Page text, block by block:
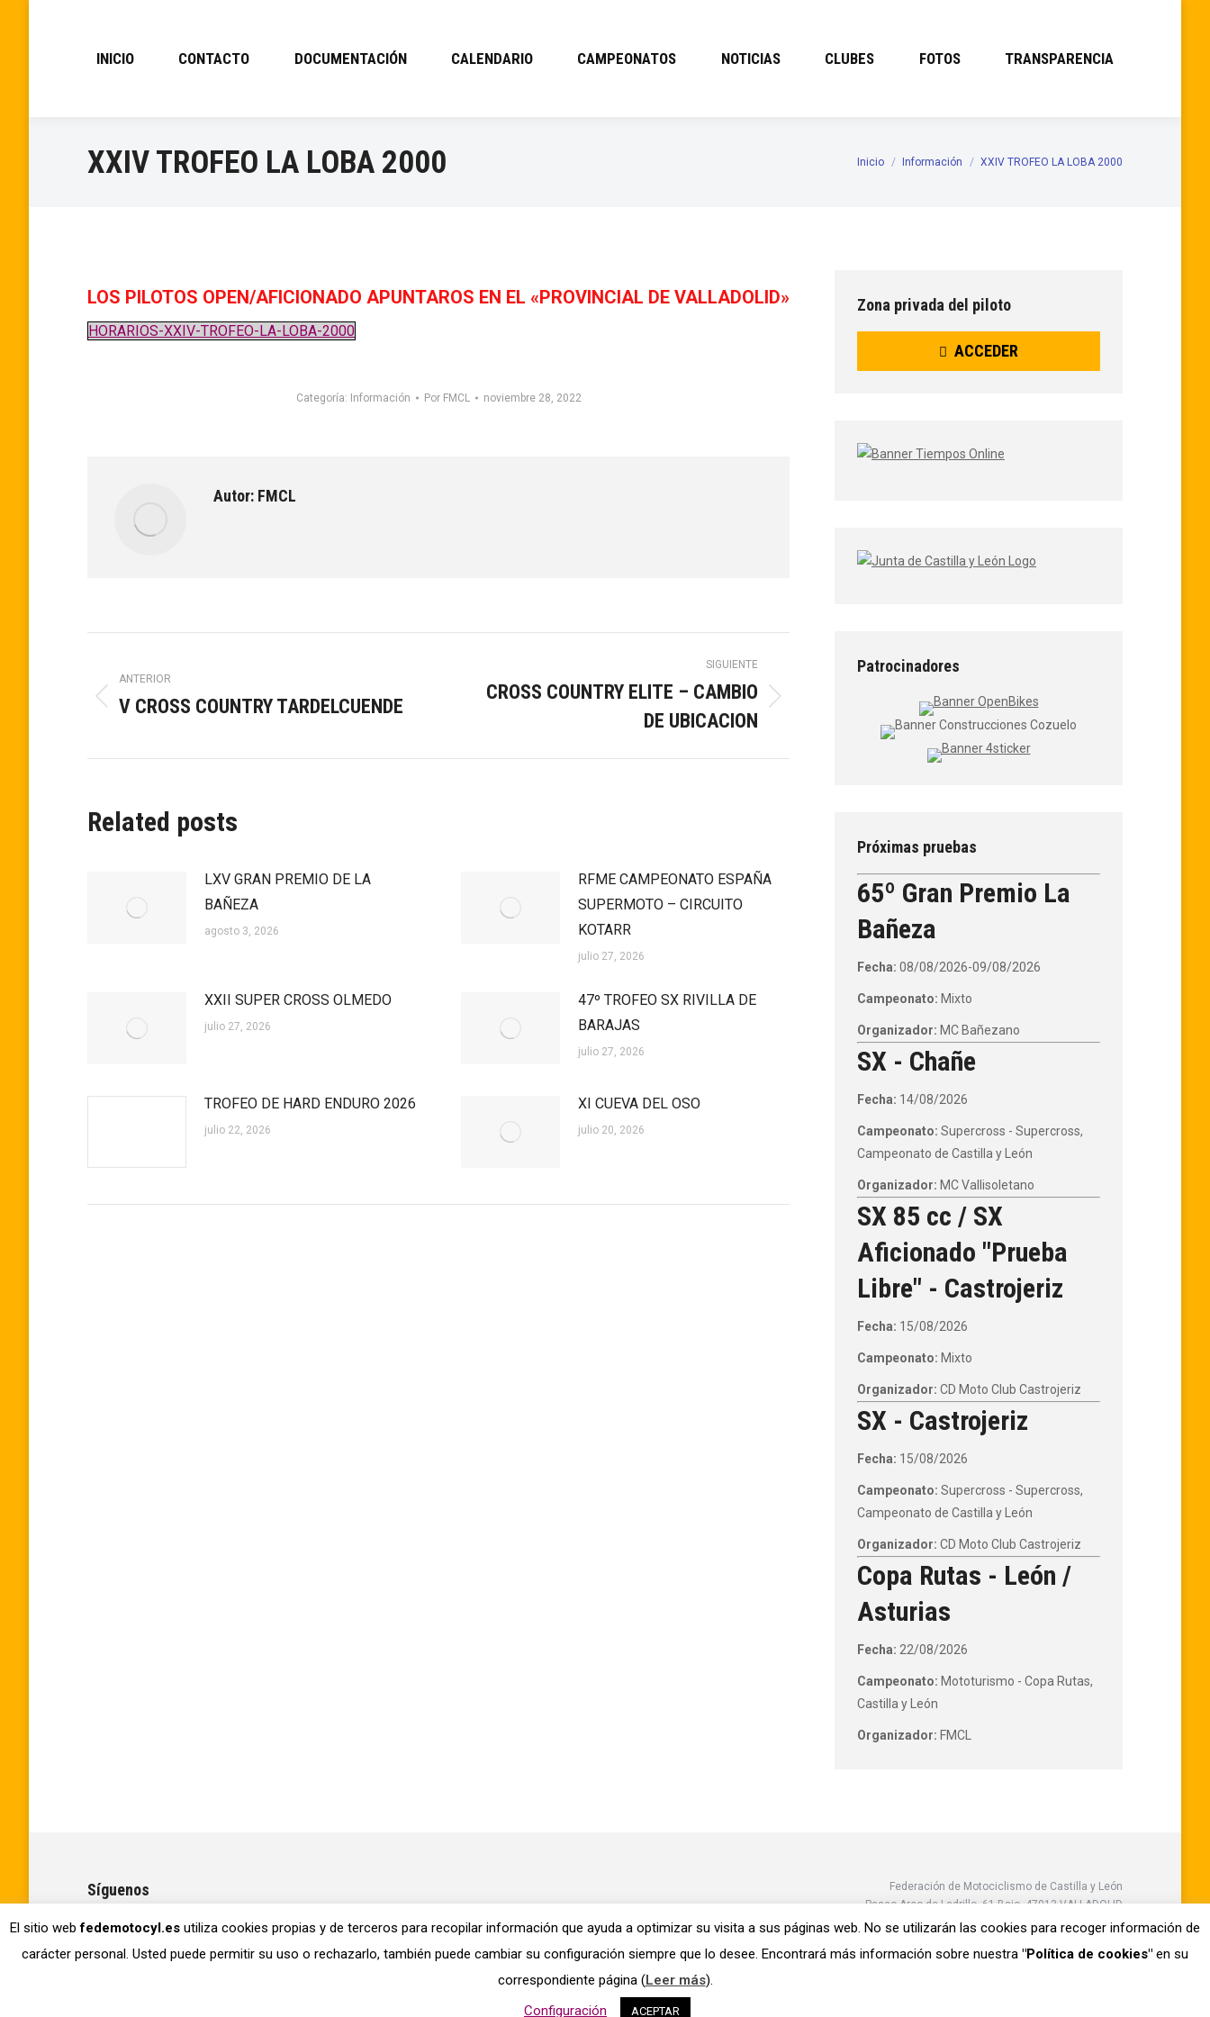
INICIO CONTACTO DOCUMENTACIÓN CALENDARIO CAMPEONATOS NOTICIAS CLUBES FOTOS TRANSPARENCIA
XXIV TROFEO LA LOBA 2000 Estás aquí:
Inicio Información XXIV TROFEO LA LOBA 2000
LOS PILOTOS OPEN/AFICIONADO APUNTAROS EN EL «PROVINCIAL DE VALLADOLID»
HORARIOS-XXIV-TROFEO-LA-LOBA-2000
Categoría: Información Por FMCL noviembre 28, 2022
Autor: FMCL
entre
publicaciones
ANTERIOR
Publicación
V CROSS COUNTRY TARDELCUENDE
SIGUIENTE
CROSS COUNTRY ELITE – CAMBIO
DE UBICACION
Related posts
LXV GRAN PREMIO DE LA
BAÑEZA
agosto 3, 2026
RFME CAMPEONATO ESPAÑA
SUPERMOTO – CIRCUITO
KOTARR
julio 27, 2026
XXII SUPER CROSS OLMEDO
julio 27, 2026
47º TROFEO SX RIVILLA DE
BARAJAS
julio 27, 2026
TROFEO DE HARD ENDURO 2026
julio 22, 2026
XI CUEVA DEL OSO
julio 20, 2026
Zona privada del piloto
ACCEDER
Patrocinadores
Próximas pruebas
65º Gran Premio La
Bañeza
Fecha: 08/08/2026-09/08/2026
Campeonato: Mixto
Organizador: MC Bañezano
SX - Chañe
Fecha: 14/08/2026
Campeonato: Supercross - Supercross,
Campeonato de Castilla y León
Organizador: MC Vallisoletano
SX 85 cc / SX
Aficionado "Prueba
Libre" - Castrojeriz
Fecha: 15/08/2026
Campeonato: Mixto
Organizador: CD Moto Club Castrojeriz
SX - Castrojeriz
Fecha: 15/08/2026
Campeonato: Supercross - Supercross,
Campeonato de Castilla y León
Organizador: CD Moto Club Castrojeriz
Copa Rutas - León /
Asturias
Fecha: 22/08/2026
Campeonato: Mototurismo - Copa Rutas,
Castilla y León
Organizador: FMCL
Síguenos
Encuéntranos en:
Facebook
page
Instagram
page
Federación de Motociclismo de Castilla y León
Paseo Arco de Ladrillo, 61 Bajo, 47013 VALLADOLID
Teléfono: 983 38 05 24 / Fax: 983 38 05 69
El sitio webfedemotocyl.es utiliza cookies propias y de terceros para recopilar información que ayuda a optimizar su visita a sus páginas web. No se utilizarán las cookies para recoger información de
carácter personal. Usted puede permitir su uso o rechazarlo, también puede cambiar su configuración siempre que lo desee. Encontrará más información sobre nuestra "Política de cookies" en su
correspondiente página (Leer más).
Configuración
ACEPTAR